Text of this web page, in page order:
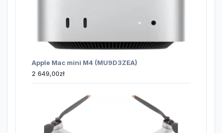
Apple Mac mini M4 (MU9D3ZEA)
2 649,00zł